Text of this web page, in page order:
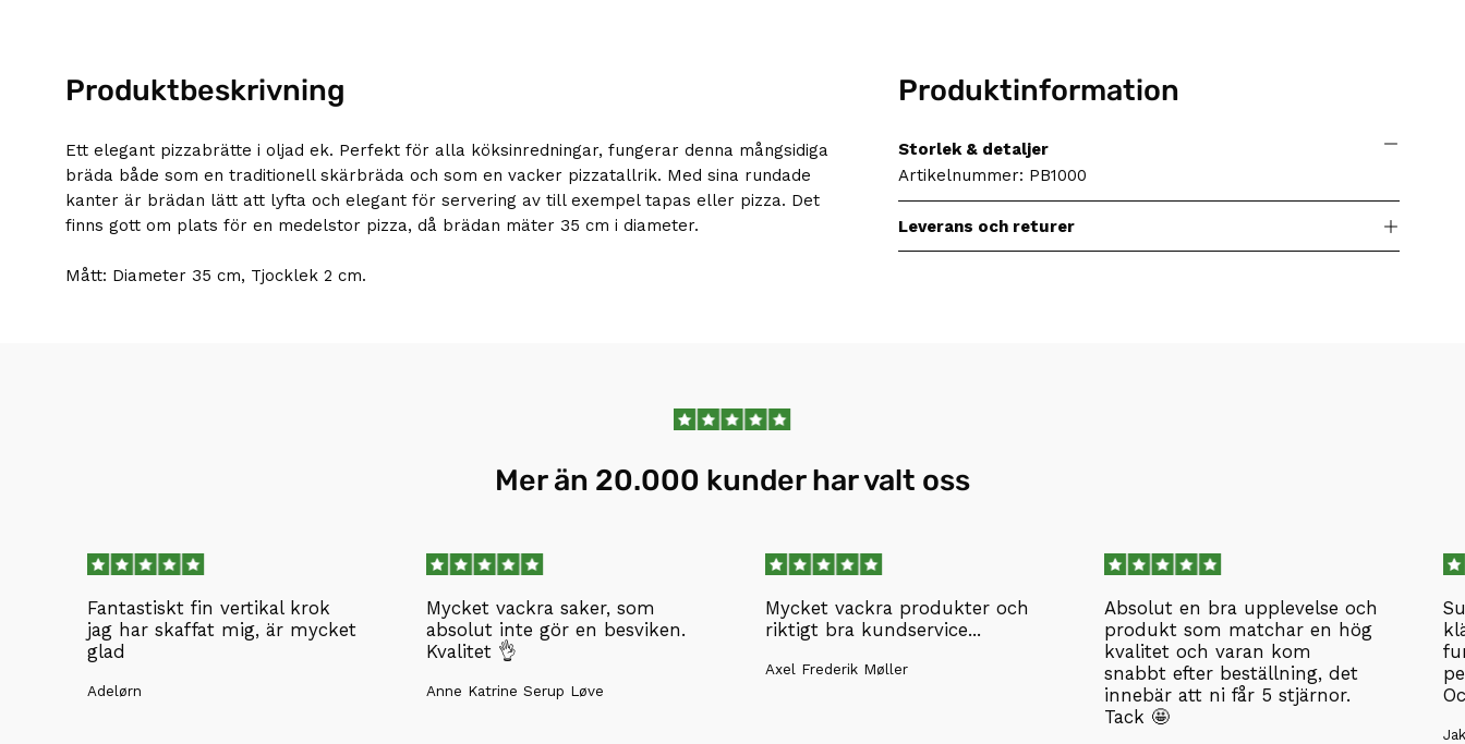
Produktbeskrivning
Ett elegant pizzabrätte i oljad ek. Perfekt för alla köksinredningar, fungerar denna mångsidiga
bräda både som en traditionell skärbräda och som en vacker pizzatallrik. Med sina rundade
kanter är brädan lätt att lyfta och elegant för servering av till exempel tapas eller pizza. Det
finns gott om plats för en medelstor pizza, då brädan mäter 35 cm i diameter.
Mått: Diameter 35 cm, Tjocklek 2 cm.
Produktinformation
Storlek & detaljer
Artikelnummer: PB1000
Leverans och returer
Mer än 20.000 kunder har valt oss
Fantastiskt fin vertikal krok
jag har skaffat mig, är mycket
glad
Adelørn
Mycket vackra saker, som
absolut inte gör en besviken.
Kvalitet 👌
Anne Katrine Serup Løve
Mycket vackra produkter och
riktigt bra kundservice...
Axel Frederik Møller
Absolut en bra upplevelse och
produkt som matchar en hög
kvalitet och varan kom
snabbt efter beställning, det
innebär att ni får 5 stjärnor.
Tack 🤩